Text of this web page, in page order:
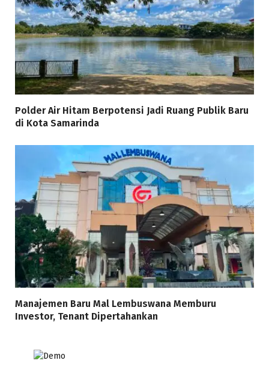
Polder Air Hitam Berpotensi Jadi Ruang Publik Baru
di Kota Samarinda
Manajemen Baru Mal Lembuswana Memburu
Investor, Tenant Dipertahankan